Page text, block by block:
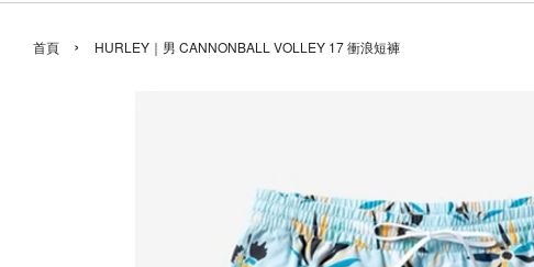
首頁 › HURLEY｜男 CANNONBALL VOLLEY 17 衝浪短褲